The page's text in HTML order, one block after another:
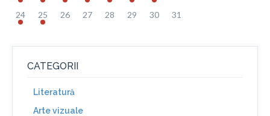
24 25 26 27 28 29 30 31
CATEGORII
Literatură
Arte vizuale